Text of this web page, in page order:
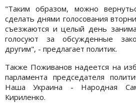
"Таким образом, можно
сделать днями голосования
съезжаются и целый день
голосуют за обсужденные
другим", - предлагает политик.
Также Поживанов надеется на
парламента председателя
Наша Украина - Народная
Кириленко.